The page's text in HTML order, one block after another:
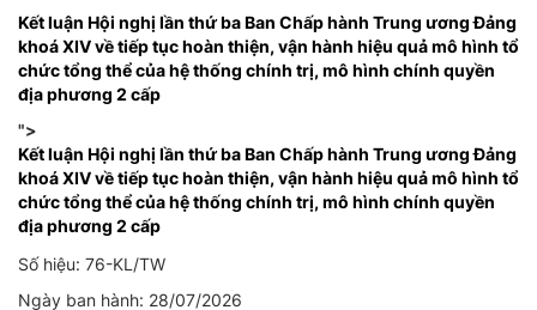
Kết luận Hội nghị lần thứ ba Ban Chấp hành Trung ương Đảng
khoá XIV về tiếp tục hoàn thiện, vận hành hiệu quả mô hình tổ
chức tổng thể của hệ thống chính trị, mô hình chính quyền
địa phương 2 cấp
">
Kết luận Hội nghị lần thứ ba Ban Chấp hành Trung ương Đảng
khoá XIV về tiếp tục hoàn thiện, vận hành hiệu quả mô hình tổ
chức tổng thể của hệ thống chính trị, mô hình chính quyền
địa phương 2 cấp
Số hiệu: 76-KL/TW
Ngày ban hành: 28/07/2026